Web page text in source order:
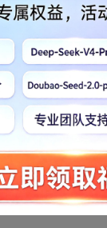
码是要做的是
的执行顺序和